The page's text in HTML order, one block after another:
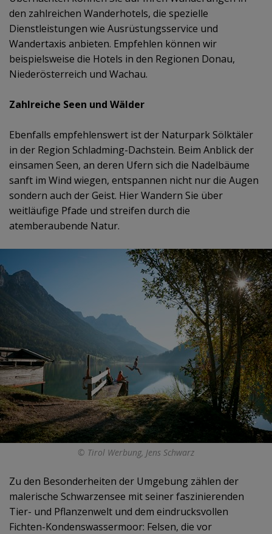
den zahlreichen Wanderhotels, die spezielle
Dienstleistungen wie Ausrüstungsservice und
Wandertaxis anbieten. Empfehlen können wir
beispielsweise die Hotels in den Regionen Donau,
Niederösterreich und Wachau.
Zahlreiche Seen und Wälder
Ebenfalls empfehlenswert ist der Naturpark Sölktäler
in der Region Schladming-Dachstein. Beim Anblick der
einsamen Seen, an deren Ufern sich die Nadelbäume
sanft im Wind wiegen, entspannen nicht nur die Augen
sondern auch der Geist. Hier Wandern Sie über
weitläufige Pfade und streifen durch die
atemberaubende Natur.
© Tirol Werbung, Jens Schwarz
Zu den Besonderheiten der Umgebung zählen der
malerische Schwarzensee mit seiner faszinierenden
Tier- und Pflanzenwelt und dem eindrucksvollen
Fichten-Kondenswassermoor: Felsen, die vor